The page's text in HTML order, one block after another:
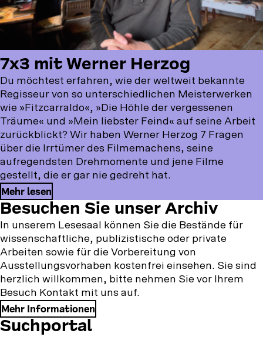
7x3 mit Werner Herzog
Du möchtest erfahren, wie der weltweit bekannte
Regisseur von so unterschiedlichen Meisterwerken
wie »Fitzcarraldo«, »Die Höhle der vergessenen
Träume« und »Mein liebster Feind« auf seine Arbeit
zurückblickt? Wir haben Werner Herzog 7 Fragen
über die Irrtümer des Filmemachens, seine
aufregendsten Drehmomente und jene Filme
gestellt, die er gar nie gedreht hat.
Mehr lesen
Besuchen
Sie
unser
Archiv
Besuchen Sie unser Archiv
In unserem Lesesaal können Sie die Bestände für
wissenschaftliche, publizistische oder private
Arbeiten sowie für die Vorbereitung von
Ausstellungsvorhaben kostenfrei einsehen. Sie sind
herzlich willkommen, bitte nehmen Sie vor Ihrem
Besuch Kontakt mit uns auf.
Mehr Informationen
Suchportal